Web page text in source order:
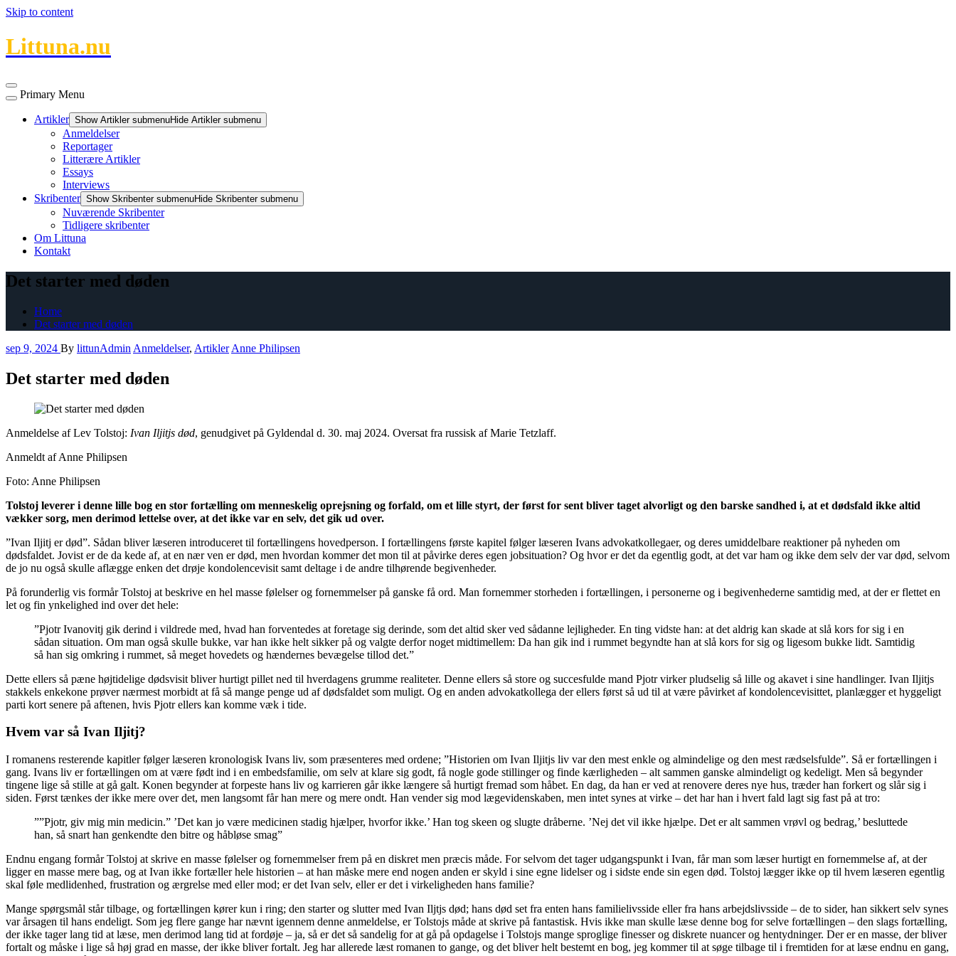
Skip to content
Littuna.nu
Primary Menu
Artikler Show Artikler submenuHide Artikler submenu
Anmeldelser
Reportager
Litterære Artikler
Essays
Interviews
Skribenter Show Skribenter submenuHide Skribenter submenu
Nuværende Skribenter
Tidligere skribenter
Om Littuna
Kontakt
Det starter med døden
Home
Det starter med døden
sep 9, 2024 By littunAdmin Anmeldelser, Artikler Anne Philipsen
Det starter med døden
Anmeldelse af Lev Tolstoj: Ivan Iljitjs død, genudgivet på Gyldendal d. 30. maj 2024. Oversat fra russisk af Marie Tetzlaff.
Anmeldt af Anne Philipsen
Foto: Anne Philipsen
Tolstoj leverer i denne lille bog en stor fortælling om menneskelig oprejsning og forfald, om et lille styrt, der først for sent bliver taget alvorligt og den barske sandhed i, at et dødsfald ikke altid
vækker sorg, men derimod lettelse over, at det ikke var en selv, det gik ud over.
”Ivan Iljitj er død”. Sådan bliver læseren introduceret til fortællingens hovedperson. I fortællingens første kapitel følger læseren Ivans advokatkollegaer, og deres umiddelbare reaktioner på nyheden om
dødsfaldet. Jovist er de da kede af, at en nær ven er død, men hvordan kommer det mon til at påvirke deres egen jobsituation? Og hvor er det da egentlig godt, at det var ham og ikke dem selv der var død, selvom
de jo nu også skulle aflægge enken det drøje kondolencevisit samt deltage i de andre tilhørende begivenheder.
På forunderlig vis formår Tolstoj at beskrive en hel masse følelser og fornemmelser på ganske få ord. Man fornemmer storheden i fortællingen, i personerne og i begivenhederne samtidig med, at der er flettet en
let og fin ynkelighed ind over det hele:
”Pjotr Ivanovitj gik derind i vildrede med, hvad han forventedes at foretage sig derinde, som det altid sker ved sådanne lejligheder. En ting vidste han: at det aldrig kan skade at slå kors for sig i en
sådan situation. Om man også skulle bukke, var han ikke helt sikker på og valgte derfor noget midtimellem: Da han gik ind i rummet begyndte han at slå kors for sig og ligesom bukke lidt. Samtidig
så han sig omkring i rummet, så meget hovedets og hændernes bevægelse tillod det.”
Dette ellers så pæne højtidelige dødsvisit bliver hurtigt pillet ned til hverdagens grumme realiteter. Denne ellers så store og succesfulde mand Pjotr virker pludselig så lille og akavet i sine handlinger. Ivan Iljitjs
stakkels enkekone prøver nærmest morbidt at få så mange penge ud af dødsfaldet som muligt. Og en anden advokatkollega der ellers først så ud til at være påvirket af kondolencevisittet, planlægger et hyggeligt
parti kort senere på aftenen, hvis Pjotr ellers kan komme væk i tide.
Hvem var så Ivan Iljitj?
I romanens resterende kapitler følger læseren kronologisk Ivans liv, som præsenteres med ordene; ”Historien om Ivan Iljitjs liv var den mest enkle og almindelige og den mest rædselsfulde”. Så er fortællingen i
gang. Ivans liv er fortællingen om at være født ind i en embedsfamilie, om selv at klare sig godt, få nogle gode stillinger og finde kærligheden – alt sammen ganske almindeligt og kedeligt. Men så begynder
tingene lige så stille at gå galt. Konen begynder at forpeste hans liv og karrieren går ikke længere så hurtigt fremad som håbet. En dag, da han er ved at renovere deres nye hus, træder han forkert og slår sig i
siden. Først tænkes der ikke mere over det, men langsomt får han mere og mere ondt. Han vender sig mod lægevidenskaben, men intet synes at virke – det har han i hvert fald lagt sig fast på at tro:
””Pjotr, giv mig min medicin.” ’Det kan jo være medicinen stadig hjælper, hvorfor ikke.’ Han tog skeen og slugte dråberne. ’Nej det vil ikke hjælpe. Det er alt sammen vrøvl og bedrag,’ besluttede
han, så snart han genkendte den bitre og håbløse smag”
Endnu engang formår Tolstoj at skrive en masse følelser og fornemmelser frem på en diskret men præcis måde. For selvom det tager udgangspunkt i Ivan, får man som læser hurtigt en fornemmelse af, at der
ligger en masse mere bag, og at Ivan ikke fortæller hele historien – at han måske mere end nogen anden er skyld i sine egne lidelser og i sidste ende sin egen død. Tolstoj lægger ikke op til hvem læseren egentlig
skal føle medlidenhed, frustration og ærgrelse med eller mod; er det Ivan selv, eller er det i virkeligheden hans familie?
Mange spørgsmål står tilbage, og fortællingen kører kun i ring; den starter og slutter med Ivan Iljtjs død; hans død set fra enten hans familielivsside eller fra hans arbejdslivsside – de to sider, han sikkert selv synes
var årsagen til hans endeligt. Som jeg flere gange har nævnt igennem denne anmeldelse, er Tolstojs måde at skrive på fantastisk. Hvis ikke man skulle læse denne bog for selve fortællingen – den slags fortælling,
der ikke tager lang tid at læse, men derimod lang tid at fordøje – ja, så er det så sandelig for at gå på opdagelse i Tolstojs mange sproglige finesser og diskrete nuancer og hentydninger. Der er en masse, der bliver
fortalt og måske i lige så høj grad en masse, der ikke bliver fortalt. Jeg har allerede læst romanen to gange, og det bliver helt bestemt en bog, jeg kommer til at søge tilbage til i fremtiden for at læse endnu en gang,